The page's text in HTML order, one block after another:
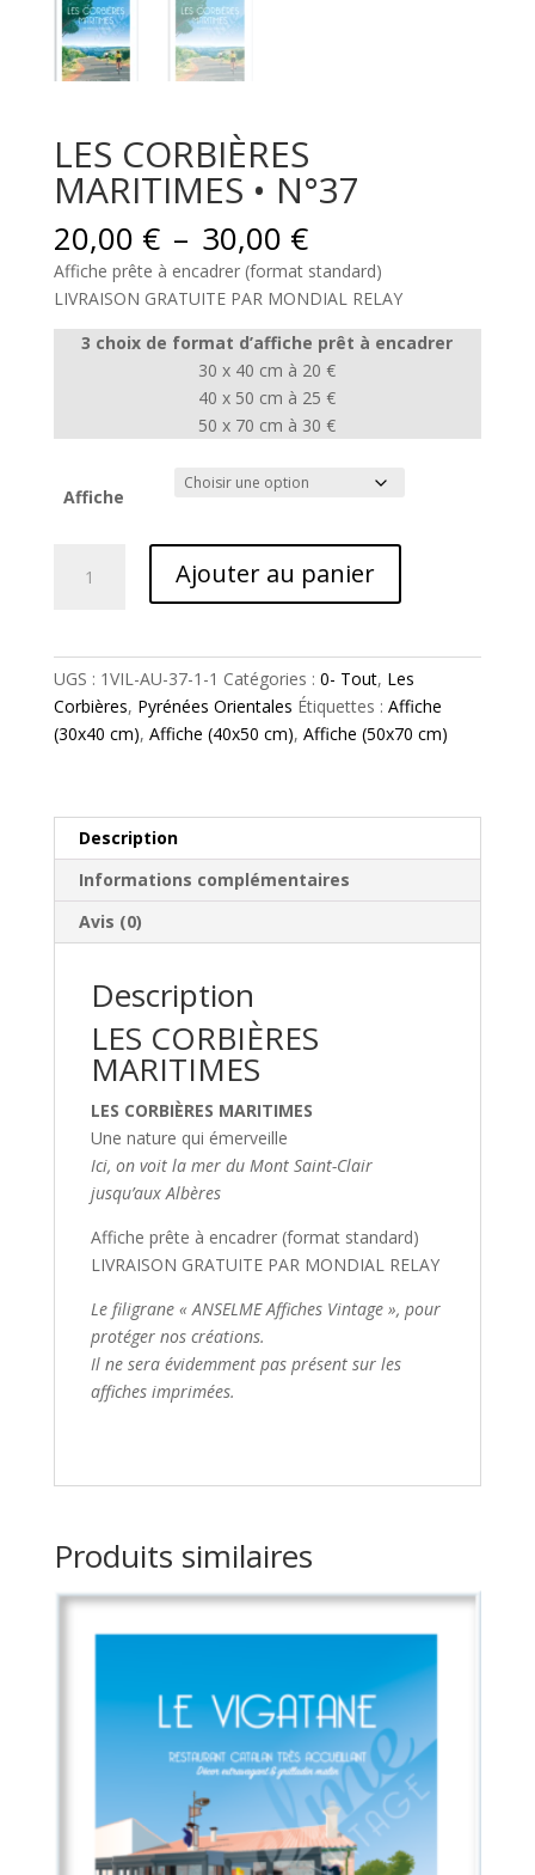
LES CORBIÈRES
MARITIMES • N°37
20,00 € – 30,00 €Plage
de
prix :
20,00 €
à
30,00 €
Affiche prête à encadrer (format standard)
LIVRAISON GRATUITE PAR MONDIAL RELAY
3 choix de format d’affiche prêt à encadrer
30 x 40 cm à 20 €
40 x 50 cm à 25 €
50 x 70 cm à 30 €
Affiche
Ajouter au panier
UGS : 1VIL-AU-37-1-1 Catégories : 0- Tout, Les
Corbières, Pyrénées Orientales Étiquettes : Affiche
(30x40 cm), Affiche (40x50 cm), Affiche (50x70 cm)
Description
Informations complémentaires
Avis (0)
Description
LES CORBIÈRES
MARITIMES
LES CORBIÈRES MARITIMES
Une nature qui émerveille
Ici, on voit la mer du Mont Saint-Clair
jusqu’aux Albères
Affiche prête à encadrer (format standard)
LIVRAISON GRATUITE PAR MONDIAL RELAY
Le filigrane « ANSELME Affiches Vintage », pour
protéger nos créations.
Il ne sera évidemment pas présent sur les
affiches imprimées.
Produits similaires